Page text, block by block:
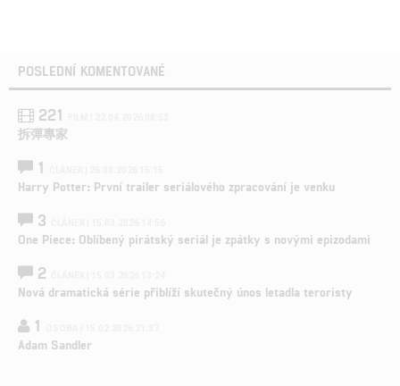
POSLEDNÍ KOMENTOVANÉ
221
拆彈專家
1
Harry Potter: První trailer seriálového zpracování je venku
3
One Piece: Oblíbený pirátský seriál je zpátky s novými epizodami
2
Nová dramatická série přiblíží skutečný únos letadla teroristy
1
Adam Sandler